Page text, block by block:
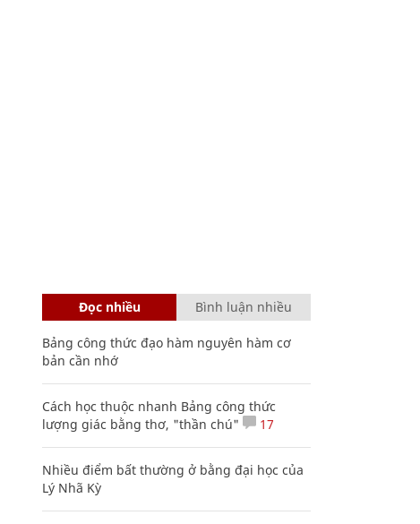
Đọc nhiều Bình luận nhiều
Bảng công thức đạo hàm nguyên hàm cơ
bản cần nhớ
Cách học thuộc nhanh Bảng công thức
lượng giác bằng thơ, "thần chú"
17
Nhiều điểm bất thường ở bằng đại học của
Lý Nhã Kỳ